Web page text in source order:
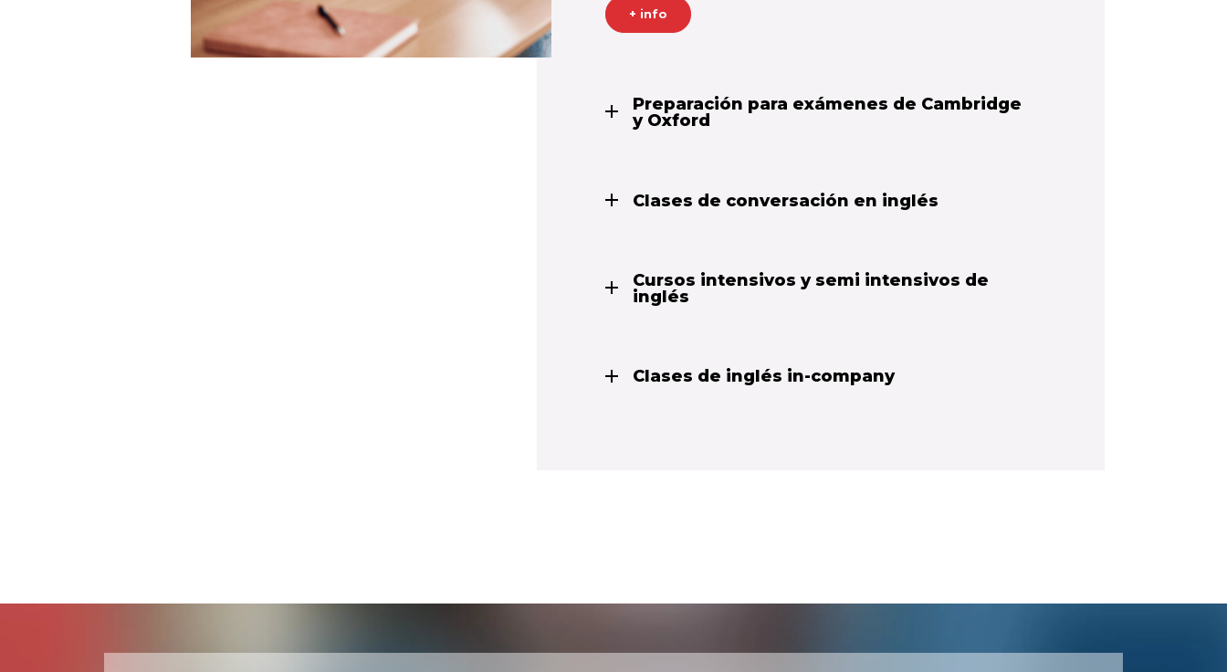
+ info
Preparación para exámenes de Cambridge
y Oxford
Clases de conversación en inglés
Cursos intensivos y semi intensivos de
inglés
Clases de inglés in-company